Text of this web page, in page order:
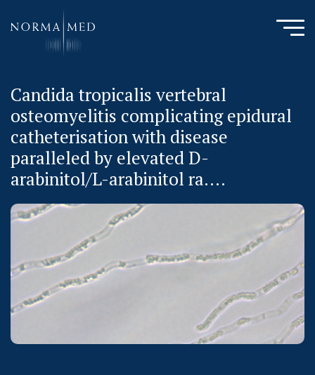
HOME
NEUES ZU SCHLAFSTÖRUNGEN
UNSERE METHODE
URSACHENMEDIZIN
PUBLIKATIONEN
LITERATURDATENBANK MIKROBIOLOGIE
KONTAKTIEREN SIE UNS
ANAMNESE
Candida tropicalis vertebral
osteomyelitis complicating epidural
catheterisation with disease
paralleled by elevated D-
arabinitol/L-arabinitol ra....